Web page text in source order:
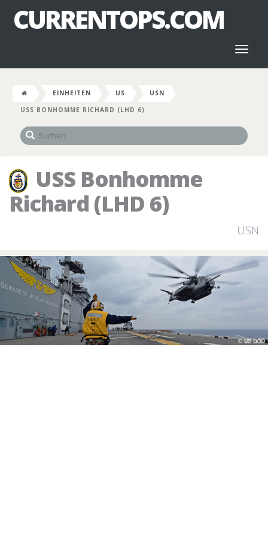
CURRENTOPS.COM
EINHEITEN US
USN
USS BONHOMME RICHARD (LHD 6)
USS Bonhomme
Richard (LHD 6)
USN